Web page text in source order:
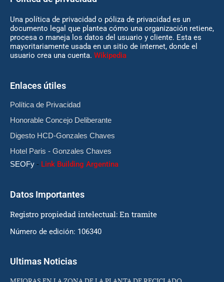
Una política de privacidad o póliza de privacidad es un
documento legal que plantea cómo una organización retiene,
procesa o maneja los datos del usuario y cliente. Esta es
mayoritariamente usada en un sitio de internet, donde el
usuario crea una cuenta. Wikipedia
Enlaces útiles
Política de Privacidad
Honorable Concejo Deliberante
Digesto HCD-Gonzales Chaves
Hotel Paris - Gonzales Chaves
SEOFy - Link Building Argentina
Datos Importantes
Registro propiedad intelectual: En tramite
Número de edición: 106340
Ultimas Noticias